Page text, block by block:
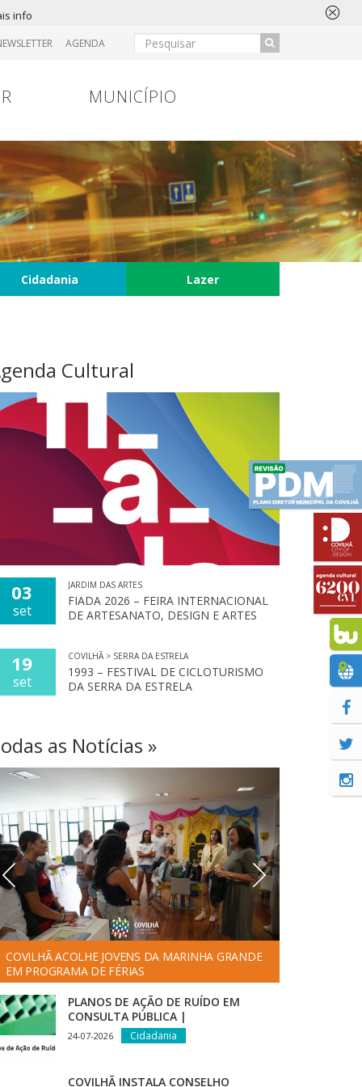
info
AGENDA
MUNICÍPIO
Cidadania Lazer
Cultural
03
set
JARDIM DAS ARTES
FIADA 2026 – FEIRA INTERNACIONAL
DE ARTESANATO, DESIGN E ARTES
19
set
COVILHÃ > SERRA DA ESTRELA
1993 – FESTIVAL DE CICLOTURISMO
DA SERRA DA ESTRELA
as Notícias »
COVILHÃ ACOLHE JOVENS DA MARINHA GRANDE
EM PROGRAMA DE FÉRIAS
CORTE DE TRÂNSITO | PROIBIÇÃO DE
ESTACIONAMENTO
PLANOS DE AÇÃO DE RUÍDO EM
CONSULTA PÚBLICA |
INFRAESTRUTURAS DE PORTUGAL
24-07-2026 Cidadania
COVILHÃ INSTALA CONSELHO